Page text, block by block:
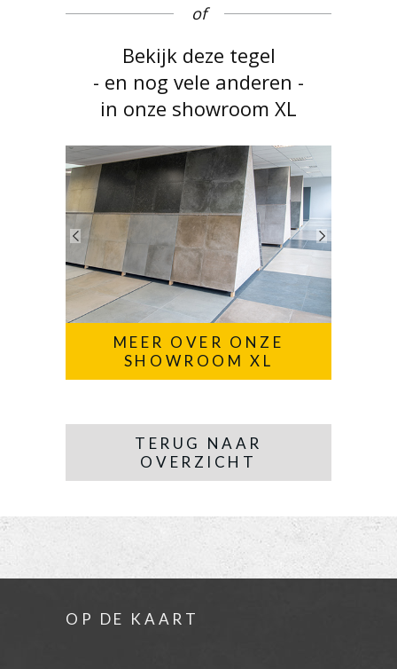
of
Bekijk deze tegel
- en nog vele anderen -
in onze showroom XL
MEER OVER ONZE
SHOWROOM XL
TERUG NAAR
OVERZICHT
OP DE KAART